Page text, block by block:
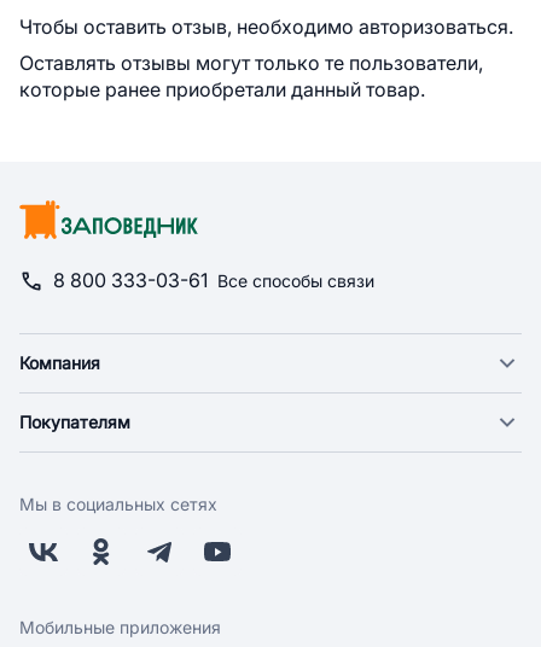
Чтобы оставить отзыв, необходимо авторизоваться.
Оставлять отзывы могут только те пользователи,
которые ранее приобретали данный товар.
8 800 333-03-61 Все способы связи
Компания
Новости
Поставщикам
Заводчикам
Обратная связь
Покупателям
Оплата
Бонусная программа
Скидки и акции
Мы в социальных сетях
Мобильные приложения